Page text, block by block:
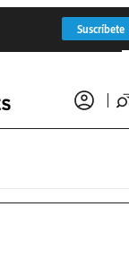
Suscríbete